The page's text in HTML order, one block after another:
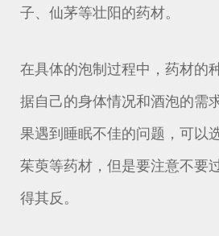
子、仙茅等壮阳的药材。
在具体的泡制过程中，药材的
据自己的身体情况和酒泡的需
果遇到睡眠不佳的问题，可以
茱萸等药材，但是要注意不要
得其反。